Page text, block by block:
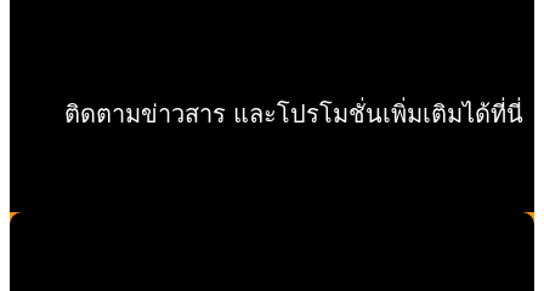
ติดตามข่าวสาร และโปรโมชั่นเพิ่มเติมได้ที่นี่